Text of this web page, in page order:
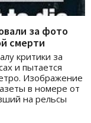
за фото
смерти
критики за
и пытается
Изображение
в номере от
на рельсы